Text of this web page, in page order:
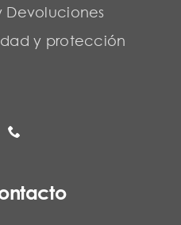
Devoluciones
y protección